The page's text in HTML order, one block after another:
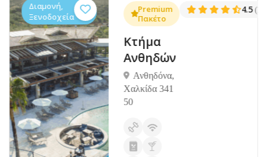
(1381)
Διαμονή,
Ξενοδοχεία
Premium
Πακέτο
Κτήμα
Ανθηδών
Ανθηδόνα,
Χαλκίδα 341
50
4.5